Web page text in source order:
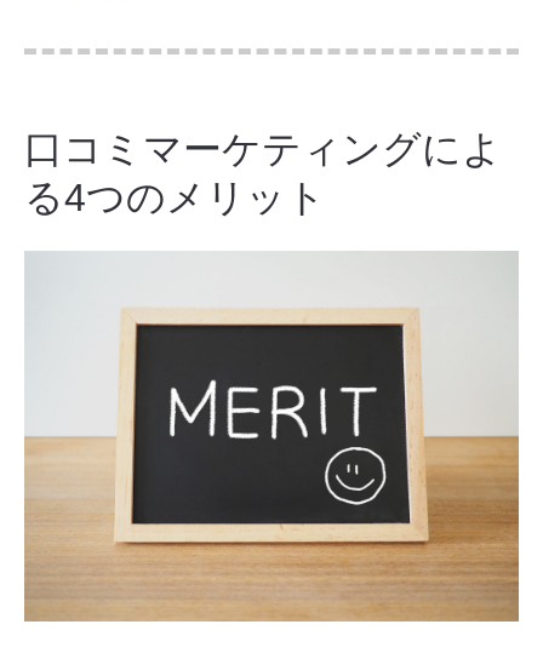
口コミマーケティングによ
る4つのメリット